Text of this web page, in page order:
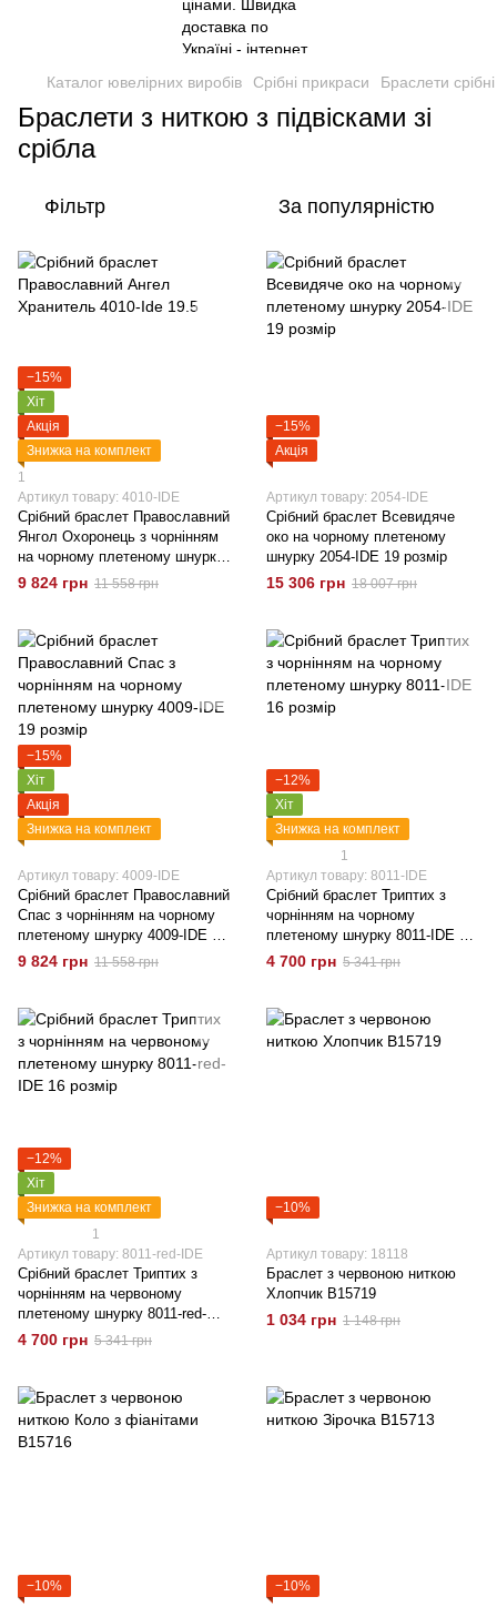
Каталог ювелірних виробів Срібні прикраси Браслети срібні
Браслети з ниткою з підвісками зі
срібла
Фільтр За популярністю
−15%
Хіт
Акція
Знижка на комплект
1
Артикул товару: 4010-IDE
Срібний браслет Православний
Янгол Охоронець з чорнінням
на чорному плетеному шнурку
(Лавсан) 4010-Ide 19 розмір
9 824 грн 11 558 грн
−15%
Акція
Артикул товару: 2054-IDE
Срібний браслет Всевидяче
око на чорному плетеному
шнурку 2054-IDE 19 розмір
15 306 грн 18 007 грн
−15%
Хіт
Акція
Знижка на комплект
Артикул товару: 4009-IDE
Срібний браслет Православний
Спас з чорнінням на чорному
плетеному шнурку 4009-IDE 19
розмір
9 824 грн 11 558 грн
−12%
Хіт
Знижка на комплект
1
Артикул товару: 8011-IDE
Срібний браслет Триптих з
чорнінням на чорному
плетеному шнурку 8011-IDE 16
розмір
4 700 грн 5 341 грн
−12%
Хіт
Знижка на комплект
1
Артикул товару: 8011-red-IDE
Срібний браслет Триптих з
чорнінням на червоному
плетеному шнурку 8011-red-
IDE 16 розмір
4 700 грн 5 341 грн
−10%
Артикул товару: 18118
Браслет з червоною ниткою
Хлопчик B15719
1 034 грн 1 148 грн
−10% −10%